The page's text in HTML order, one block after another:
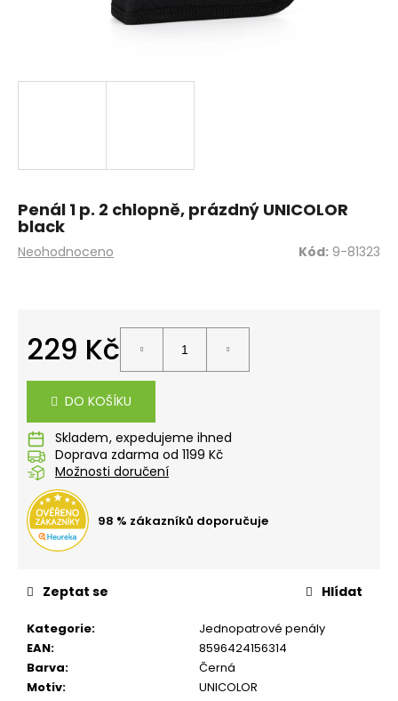
Průměrné
Neohodnoceno
Penál 1 p. 2 chlopně, prázdný UNICOLOR
black
Kód: 9-81323
229 Kč
DO KOŠÍKU
Skladem
Doprava zdarma od 1199 Kč
Možnosti doručení
98 % zákazníků doporučuje
Kategorie:
Jednopatrové penály
EAN:
8596424156314
Barva:
Černá
Motiv:
UNICOLOR
Zeptat se Hlídat
t
HLEDAT
o
u
u
e
m
SEŠIT
KŘEČEK
24
Kč